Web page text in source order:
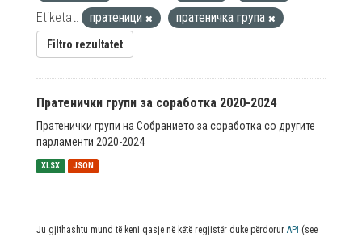
Etiketat:
пратеници пратеничка група
Filtro rezultatet
Пратенички групи за соработка 2020-2024
Пратенички групи на Собранието за соработка со другите
парламенти 2020-2024
XLSX JSON
Ju gjithashtu mund të keni qasje në këtë regjistër duke përdorur API (see